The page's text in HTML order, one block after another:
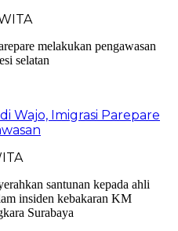
Wajo, Imigrasi Parepare